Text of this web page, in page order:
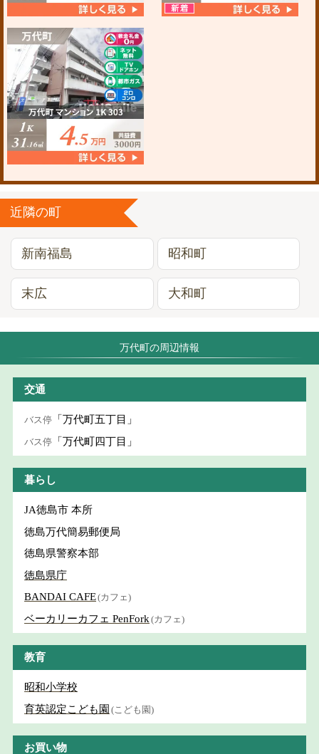
近隣の町
新南福島 昭和町
末広 大和町
万代町の周辺情報
交通
バス停 「万代町五丁目」
バス停 「万代町四丁目」
暮らし
JA徳島市 本所
徳島万代簡易郵便局
徳島県警察本部
徳島県庁
BANDAI CAFE(カフェ)
ベーカリーカフェ PenFork (カフェ)
教育
昭和小学校
育英認定こども園 (こども園)
お買い物